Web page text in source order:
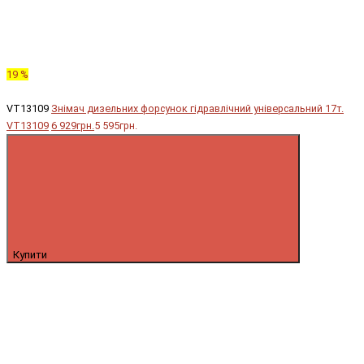
19 %
VT13109 Знімач дизельних форсунок гідравлічний універсальний 17т.
VT13109 6 929грн.5 595грн.
Купити